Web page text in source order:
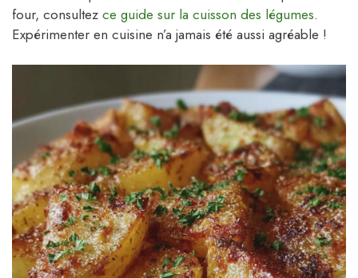
four, consultez ce guide sur la cuisson des légumes.
Expérimenter en cuisine n’a jamais été aussi agréable !